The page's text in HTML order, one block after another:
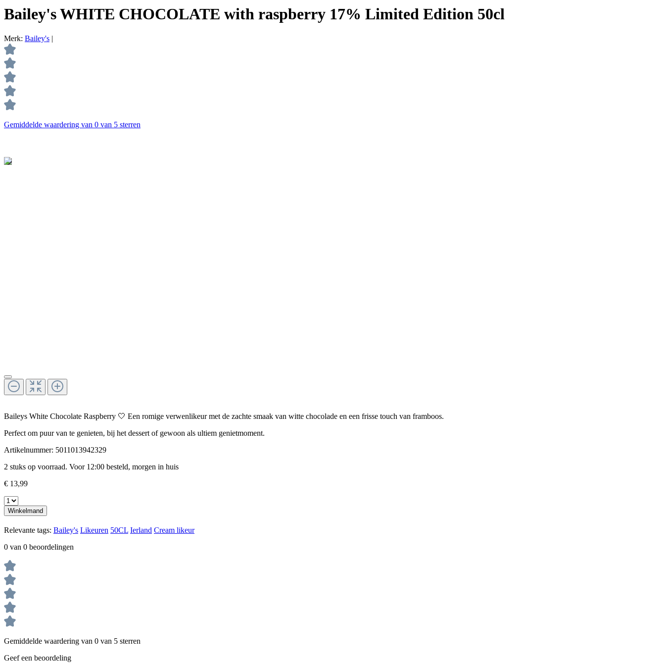
Bailey's WHITE CHOCOLATE with raspberry 17% Limited Edition 50cl
Merk: Bailey's |
Gemiddelde waardering van 0 van 5 sterren
Baileys White Chocolate Raspberry 🤍 Een romige verwenlikeur met de zachte smaak van witte chocolade en een frisse touch van framboos.
Perfect om puur van te genieten, bij het dessert of gewoon als ultiem genietmoment.
Artikelnummer: 5011013942329
2 stuks op voorraad. Voor 12:00 besteld, morgen in huis
€ 13,99
Winkelmand
Relevante tags: Bailey's Likeuren 50CL Ierland Cream likeur
0 van 0 beoordelingen
Gemiddelde waardering van 0 van 5 sterren
Geef een beoordeling